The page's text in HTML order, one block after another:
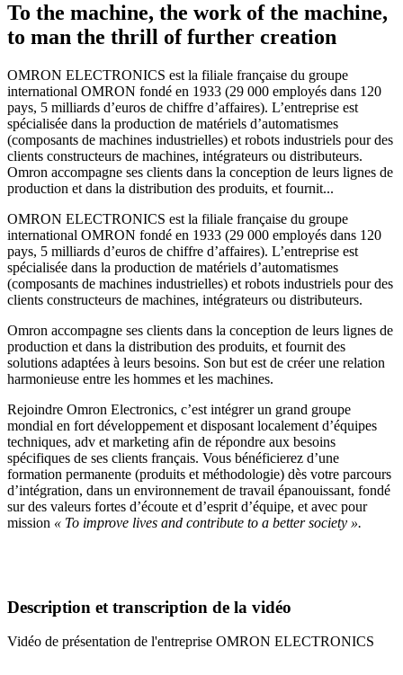
To the machine, the work of the machine,
to man the thrill of further creation
OMRON ELECTRONICS est la filiale française du groupe
international OMRON fondé en 1933 (29 000 employés dans 120
pays, 5 milliards d’euros de chiffre d’affaires). L’entreprise est
spécialisée dans la production de matériels d’automatismes
(composants de machines industrielles) et robots industriels pour des
clients constructeurs de machines, intégrateurs ou distributeurs.
Omron accompagne ses clients dans la conception de leurs lignes de
production et dans la distribution des produits, et fournit...
OMRON ELECTRONICS est la filiale française du groupe
international OMRON fondé en 1933 (29 000 employés dans 120
pays, 5 milliards d’euros de chiffre d’affaires). L’entreprise est
spécialisée dans la production de matériels d’automatismes
(composants de machines industrielles) et robots industriels pour des
clients constructeurs de machines, intégrateurs ou distributeurs.
Omron accompagne ses clients dans la conception de leurs lignes de
production et dans la distribution des produits, et fournit des
solutions adaptées à leurs besoins. Son but est de créer une relation
harmonieuse entre les hommes et les machines.
Rejoindre Omron Electronics, c’est intégrer un grand groupe
mondial en fort développement et disposant localement d’équipes
techniques, adv et marketing afin de répondre aux besoins
spécifiques de ses clients français. Vous bénéficierez d’une
formation permanente (produits et méthodologie) dès votre parcours
d’intégration, dans un environnement de travail épanouissant, fondé
sur des valeurs fortes d’écoute et d’esprit d’équipe, et avec pour
mission « To improve lives and contribute to a better society ».
Description et transcription de la vidéo
Vidéo de présentation de l'entreprise OMRON ELECTRONICS